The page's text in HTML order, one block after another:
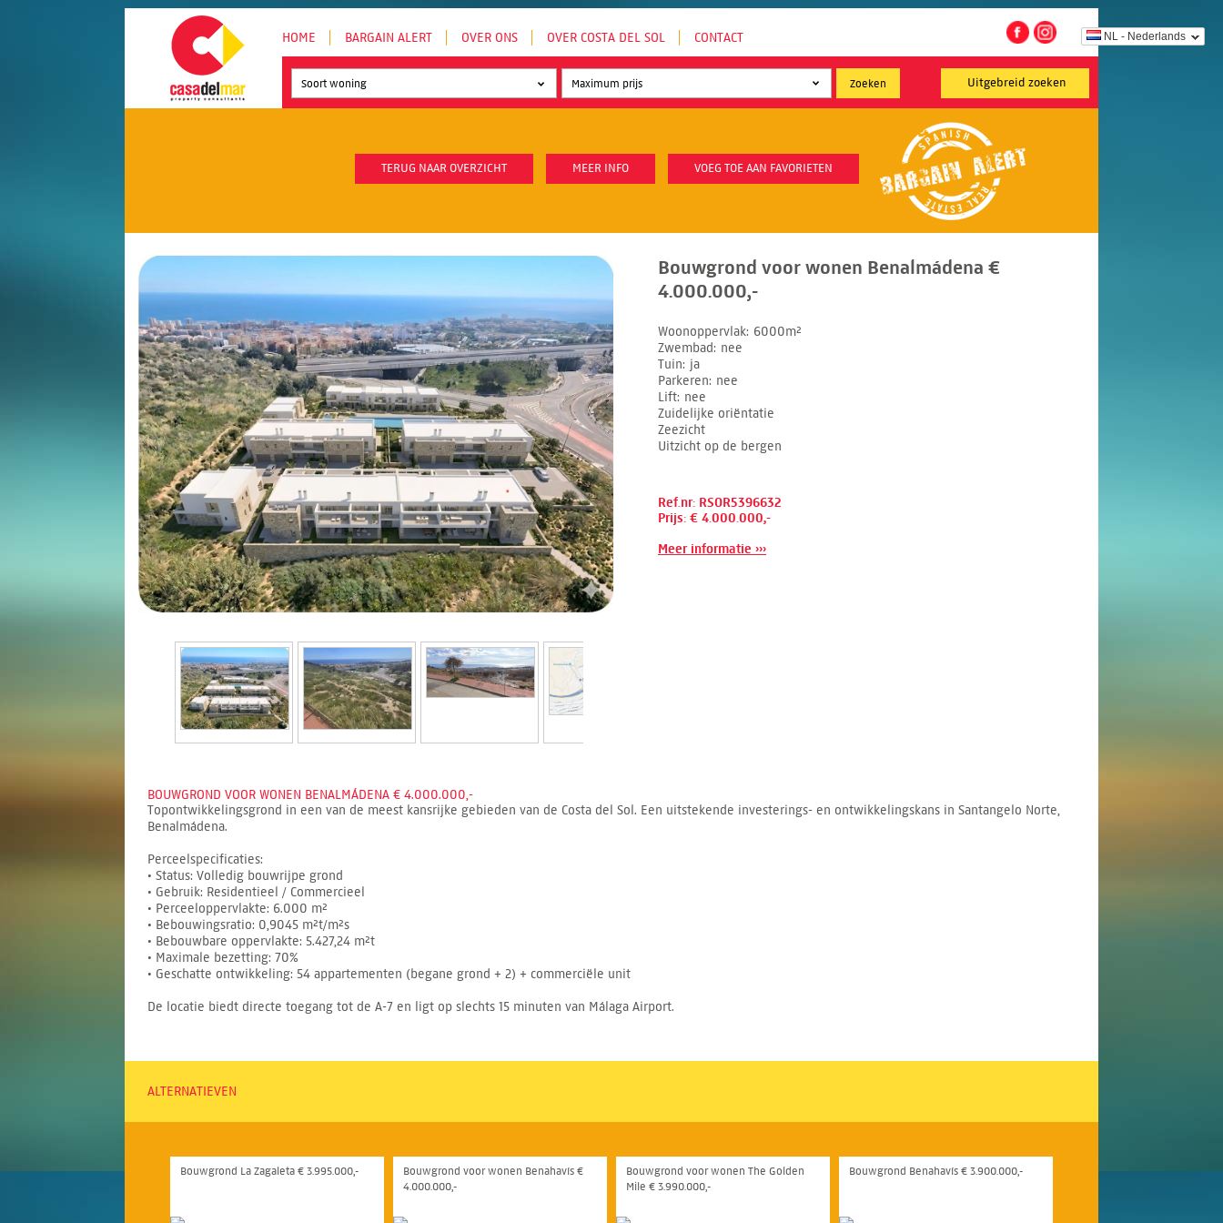
NL - Nederlands
HOME BARGAIN ALERT OVER ONS OVER COSTA DEL SOL CONTACT
Uitgebreid zoeken
Soort woning
TERUG NAAR OVERZICHT MEER INFO VOEG TOE AAN FAVORIETEN
Bouwgrond voor wonen Benalmádena €
4.000.000,-
Woonoppervlak 6000m²
Zwembad
nee
Tuin ja
Parkeren nee
Lift nee
Zuidelijke oriëntatie
Zeezicht
Uitzicht op de bergen
Ref.nr: RSOR5396632
Prijs: € 4.000.000,-
Meer informatie ›››
BOUWGROND VOOR WONEN BENALMÁDENA € 4.000.000,-
Topontwikkelingsgrond in een van de meest kansrijke gebieden van de Costa del Sol. Een uitstekende investerings- en ontwikkelingskans in Santangelo Norte,
Benalmádena.
Perceelspecificaties:
• Status: Volledig bouwrijpe grond
• Gebruik: Residentieel / Commercieel
• Perceeloppervlakte: 6.000 m²
• Bebouwingsratio: 0,9045 m²t/m²s
• Bebouwbare oppervlakte: 5.427,24 m²t
• Maximale bezetting: 70%
• Geschatte ontwikkeling: 54 appartementen (begane grond + 2) + commerciële unit
De locatie biedt directe toegang tot de A-7 en ligt op slechts 15 minuten van Málaga Airport.
ALTERNATIEVEN
Bouwgrond La Zagaleta € 3.995.000,-
Bouwgrond voor wonen Benahavís €
4.000.000,-
Bouwgrond voor wonen The Golden
Mile € 3.990.000,-
Bouwgrond Benahavís € 3.900.000,-